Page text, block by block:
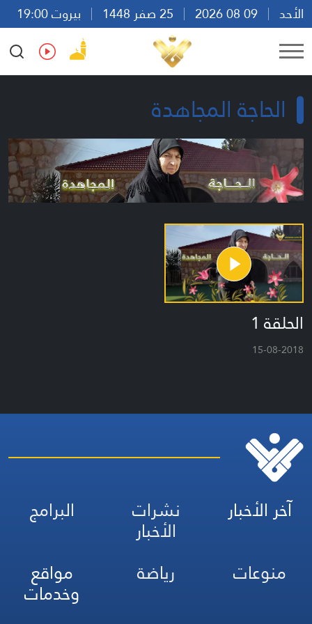
الأحد
بيروت 19:00
Ar
En Fr Es
الحاجة المجاهدة
الحلقة 1
15-08-2018
آخر الأخبار نشرات
الأخبار
البرامج
منوعات
رياضة مواقع
وخدمات